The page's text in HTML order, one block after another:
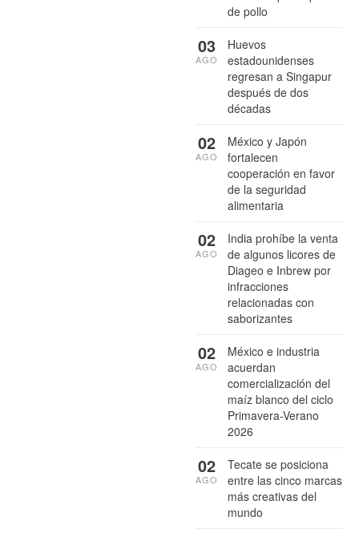
de pollo
Huevos
estadounidenses
regresan a Singapur
después de dos
décadas
03
AGO
México y Japón
fortalecen
cooperación en favor
de la seguridad
alimentaria
02
AGO
India prohíbe la venta
de algunos licores de
Diageo e Inbrew por
infracciones
relacionadas con
saborizantes
02
AGO
México e industria
acuerdan
comercialización del
maíz blanco del ciclo
Primavera-Verano
2026
02
AGO
Tecate se posiciona
entre las cinco marcas
más creativas del
mundo
02
AGO